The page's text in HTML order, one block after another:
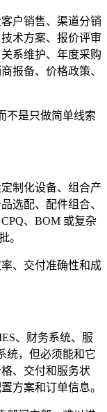
户销售、渠道分销
术方案、报价评审
系维护、年度采购
报备、价格政策、
不是只做简单线索
制化设备、组合产
选配、配件组合、
、BOM 或复杂
。
、交付准确性和成
、财务系统、服
统，但必须能和它
、交付和服务状
方案和订单信息。